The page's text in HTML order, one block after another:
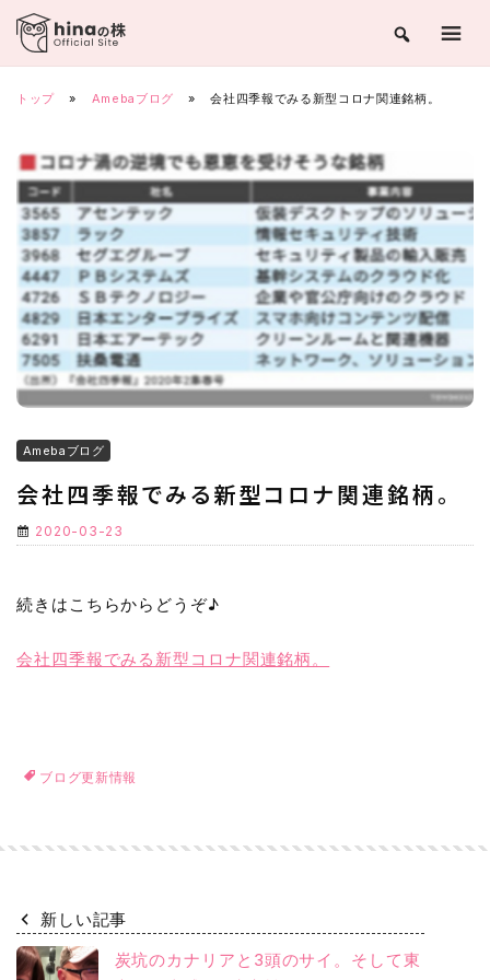
Skip
content
トップ » Amebaブログ » 会社四季報でみる新型コロナ関連銘柄。
Amebaブログ
会社四季報でみる新型コロナ関連銘柄。
2020-03-23
続きはこちらからどうぞ♪
会社四季報でみる新型コロナ関連銘柄。
ブログ更新情報
新しい記事
炭坑のカナリアと3頭のサイ。そして東